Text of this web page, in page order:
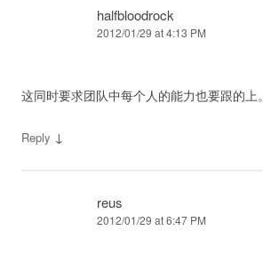
halfbloodrock
2012/01/29 at 4:13 PM
这同时要求团队中每个人的能力也要跟的上。
Reply ↓
reus
2012/01/29 at 6:47 PM